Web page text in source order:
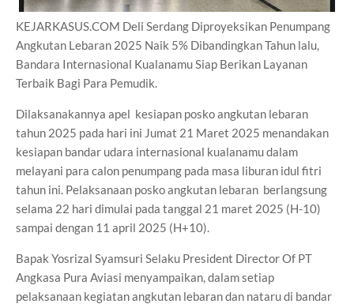
KEJARKASUS.COM Deli Serdang Diproyeksikan Penumpang
Angkutan Lebaran 2025 Naik 5% Dibandingkan Tahun lalu,
Bandara Internasional Kualanamu Siap Berikan Layanan
Terbaik Bagi Para Pemudik.
Dilaksanakannya apel kesiapan posko angkutan lebaran
tahun 2025 pada hari ini Jumat 21 Maret 2025 menandakan
kesiapan bandar udara internasional kualanamu dalam
melayani para calon penumpang pada masa liburan idul fitri
tahun ini. Pelaksanaan posko angkutan lebaran berlangsung
selama 22 hari dimulai pada tanggal 21 maret 2025 (H-10)
sampai dengan 11 april 2025 (H+10).
Bapak Yosrizal Syamsuri Selaku President Director Of PT
Angkasa Pura Aviasi menyampaikan, dalam setiap
pelaksanaan kegiatan angkutan lebaran dan nataru di bandar